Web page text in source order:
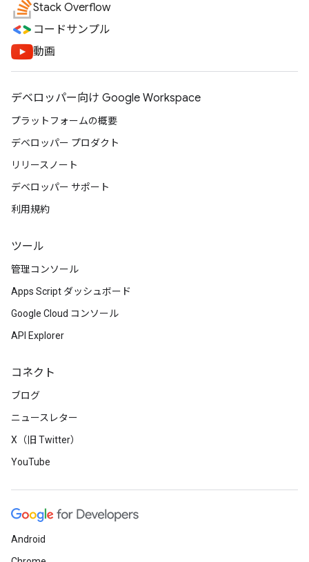
Stack Overflow
コードサンプル
動画
デベロッパー向け Google Workspace
プラットフォームの概要
デベロッパー プロダクト
リリースノート
デベロッパー サポート
利用規約
ツール
管理コンソール
Apps Script ダッシュボード
Google Cloud コンソール
API Explorer
コネクト
ブログ
ニュースレター
X（旧 Twitter）
YouTube
Android